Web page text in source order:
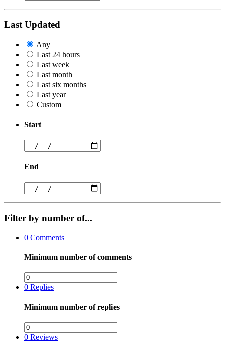
Last Updated
Any
Last 24 hours
Last week
Last month
Last six months
Last year
Custom
Start
End
Filter by number of...
0 Comments
Minimum number of comments
0 Replies
Minimum number of replies
0 Reviews